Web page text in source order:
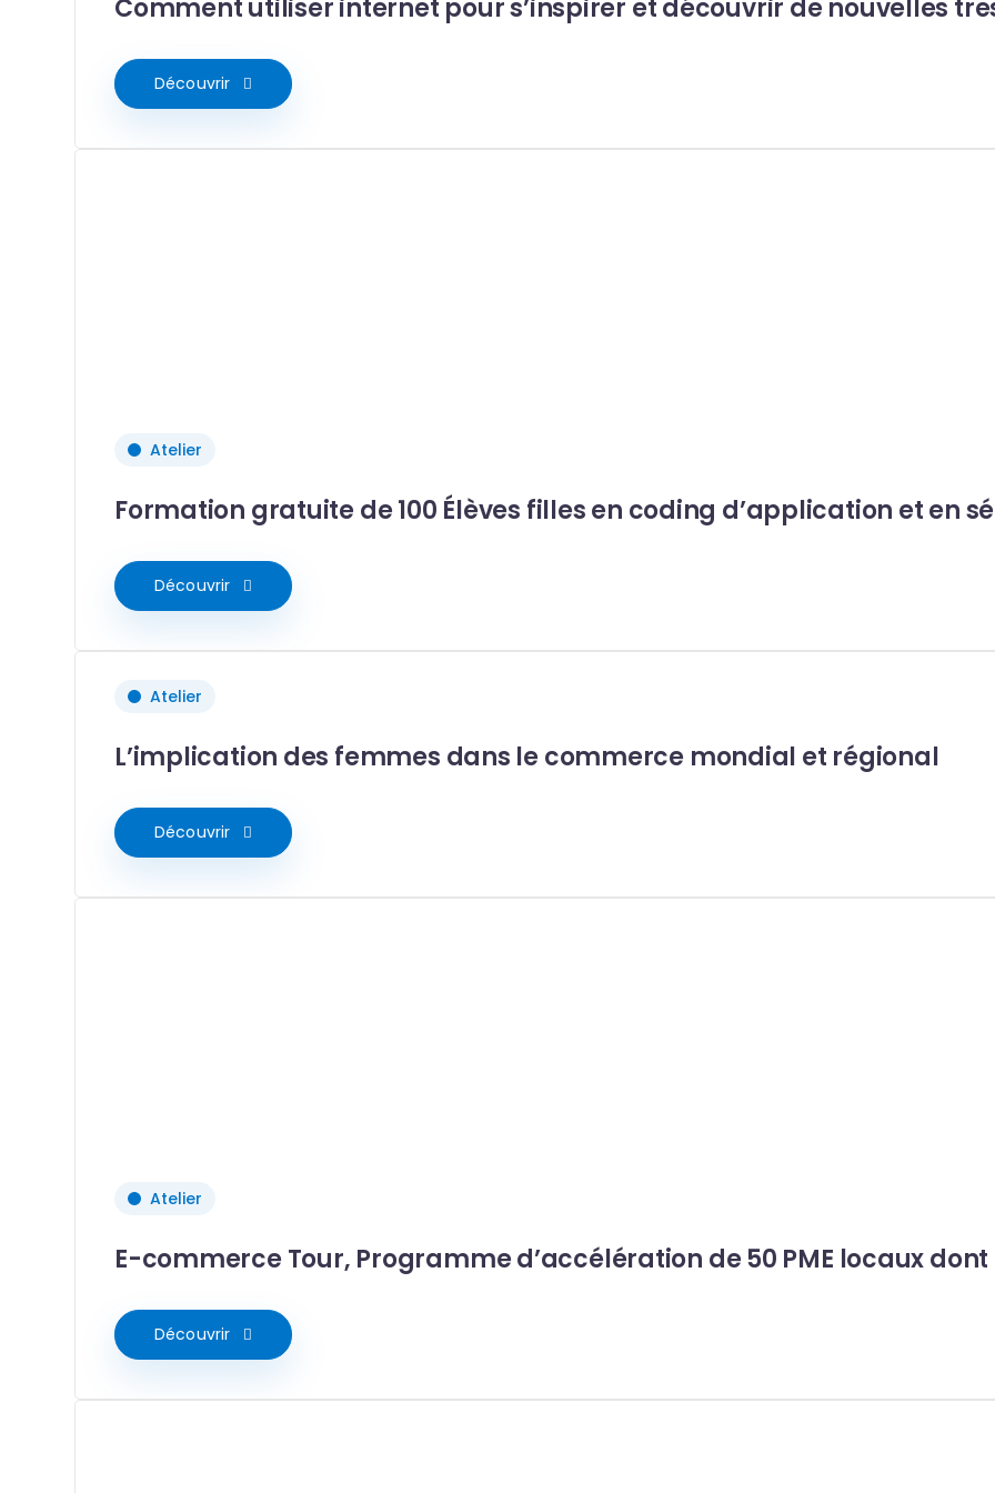
Comment utiliser internet pour s’inspirer et découvrir de nouvelles
Découvrir
Atelier
Formation gratuite de 100 Élèves filles en coding d’application et en
Découvrir
Atelier
L’implication des femmes dans le commerce mondial et régional
Découvrir
Atelier
E-commerce Tour, Programme d’accélération de 50 PME locaux
Découvrir